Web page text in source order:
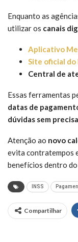
Enquanto as
utilizar os canais
Aplicativo
Site oficial do
Central de
Essas ferramentas
datas de
dúvidas sem
Atenção ao novo
evita contratempos
benefícios dentro
INSS
Compartilhar